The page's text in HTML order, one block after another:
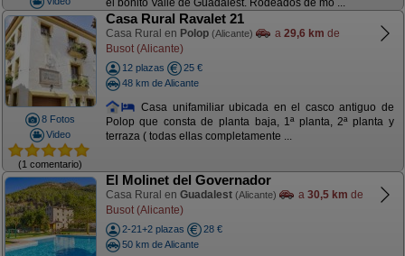
el bonito Valle de Guadalest. Rodeados de mo ...
8 Fotos
Video
(1 comentario)
Casa Rural Ravalet 21
Casa Rural en Polop (Alicante) a 29,6 km de
Busot (Alicante)
12 plazas
25 €
48 km de Alicante
Casa unifamiliar ubicada en el casco antiguo de
Polop que consta de planta baja, 1ª planta, 2ª planta y
terraza ( todas ellas completamente ...
El Molinet del Governador
Casa Rural en Guadalest (Alicante) a 30,5 km de
Busot (Alicante)
2-21+2 plazas
28 €
50 km de Alicante